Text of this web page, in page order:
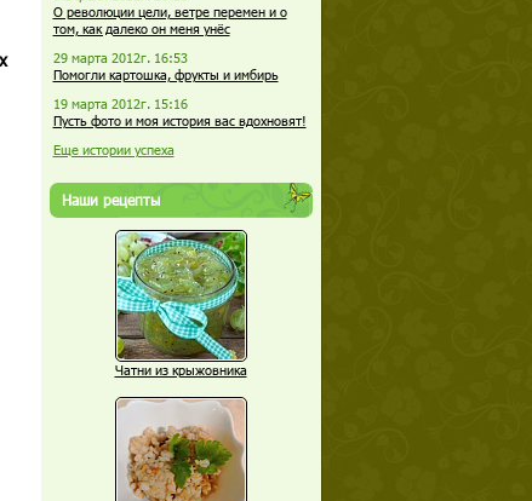
О революции цели, ветре перемен и о
том, как далеко он меня унёс
29 марта 2012г. 16:53
Помогли картошка, фрукты и имбирь
19 марта 2012г. 15:16
Пусть фото и моя история вас вдохновят!
Еще истории успеха
Наши рецепты
Чатни из крыжовника